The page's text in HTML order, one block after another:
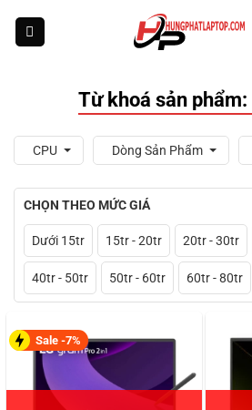
Từ khoá sản phẩm:
CPU Dòng Sản Phẩm
CHỌN THEO MỨC GIÁ
Dưới 15tr 15tr - 20tr 20tr - 30tr
40tr - 50tr 50tr - 60tr 60tr - 80tr
Sale -7%